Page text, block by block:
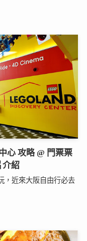
心 攻略 @ 門票票
介紹
，近來大阪自由行必去